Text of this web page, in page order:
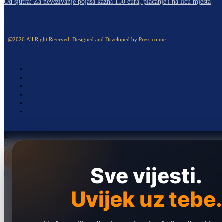
Od sjutra: Za nevezivanje pojasa kazna 150 eura, plaćanje i na licu mjesta
@2026.All Right Reserved. Designed and Developed by Press.co.me
Sve vijesti.
Uvijek uz tebe.